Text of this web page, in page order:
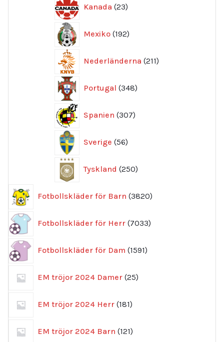
Kanada 23
produkter
Mexiko 192
produkter
Nederländerna 211
produkter
Portugal 348
produkter
Spanien 307
produkter
Sverige 56
produkter
Tyskland 250
produkter
Fotbollskläder för Barn 3820
produkter
Fotbollskläder för Herr 7033
produkter
Fotbollskläder för Dam 1591
produkter
EM tröjor 2024 Damer 25
produkter
EM tröjor 2024 Herr 181
produkter
EM tröjor 2024 Barn 121
produkter